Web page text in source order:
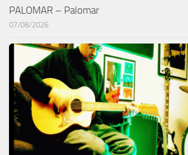
PALOMAR – Palomar
07/08/2026